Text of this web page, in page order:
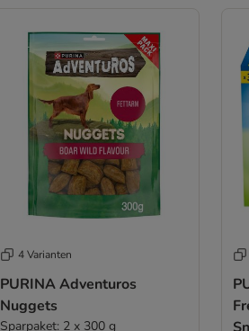
4 Varianten
PURINA Adventuros
Nuggets
Sparpaket: 2 x 300 g